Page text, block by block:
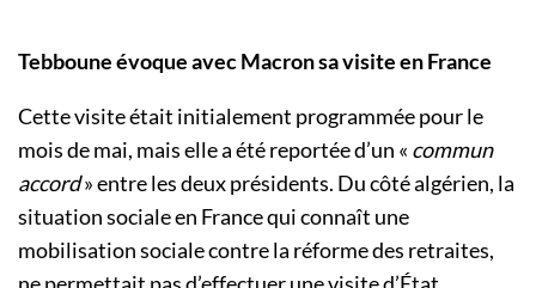
Tebboune évoque avec Macron sa visite en France
Cette visite était initialement programmée pour le
mois de mai, mais elle a été reportée d’un « commun
accord» entre les deux présidents. Du côté algérien, la
situation sociale en France qui connaît une
mobilisation sociale contre la réforme des retraites,